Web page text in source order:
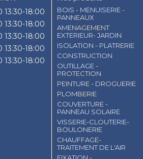
13:30-18:00
13:30-18:00
13:30-18:00
13:30-18:00
13:30-18:00
BOIS - MENUISERIE -
PANNEAUX
AMENAGEMENT
EXTERIEUR- JARDIN
ISOLATION - PLATRERIE
CONSTRUCTION
OUTILLAGE -
PROTECTION
PEINTURE - DROGUERIE
PLOMBERIE
COUVERTURE -
PANNEAU SOLAIRE
VISSERIE-CLOUTERIE-
BOULONERIE
CHAUFFAGE-
TRAITEMENT DE L'AIR